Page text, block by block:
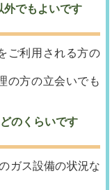
外でもよいです
ご利用される方の
の方の立会いでも
のくらいです
ガス設備の状況な